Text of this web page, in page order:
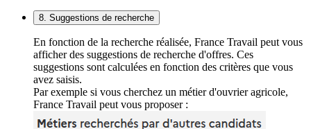
8. Suggestions de recherche
En fonction de la recherche réalisée, France Travail peut vous
afficher des suggestions de recherche d'offres. Ces
suggestions sont calculées en fonction des critères que vous
avez saisis.
Par exemple si vous cherchez un métier d'ouvrier agricole,
France Travail peut vous proposer :